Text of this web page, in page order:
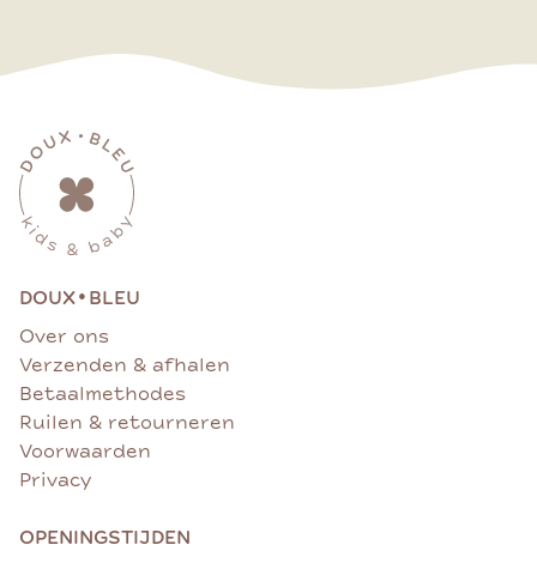
DOUX• BLEU
Over ons
Verzenden & afhalen
Betaalmethodes
Ruilen & retourneren
Voorwaarden
Privacy
OPENINGSTIJDEN